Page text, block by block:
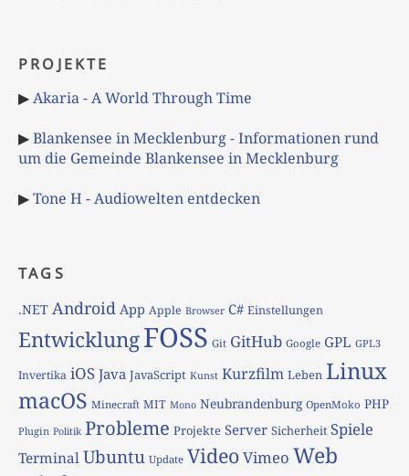
PROJEKTE
▶Akaria - A World Through Time
▶Blankensee in Mecklenburg - Informationen rund
um die Gemeinde Blankensee in Mecklenburg
▶Tone H - Audiowelten entdecken
TAGS
.NET Android App Apple Browser C# Einstellungen
EntwicklungFOSS Git GitHub Google GPL GPL3
Invertika iOS Java JavaScript Kunst Kurzfilm Leben Linux
macOS Minecraft MIT Mono Neubrandenburg OpenMoko PHP
Plugin Politik Probleme Projekte Server Sicherheit Spiele
TerminalUbuntu Update VideoVimeo Web